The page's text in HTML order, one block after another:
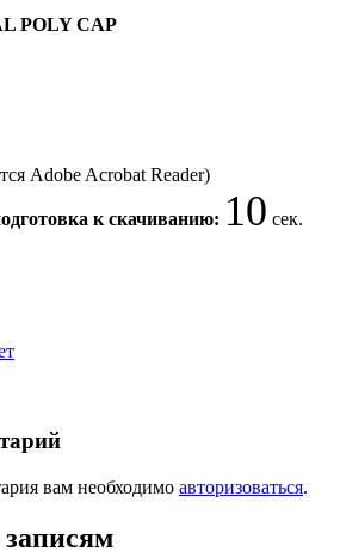
POLY CAP
Adobe Acrobat Reader)
к скачиванию: 10 сек.
вам необходимо авторизоваться.